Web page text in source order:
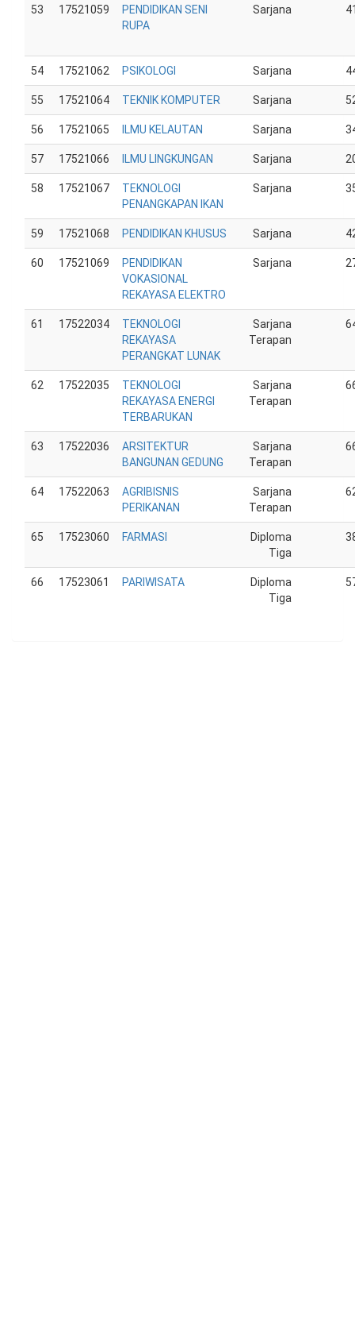
53 17521059
PENDIDIKAN SENI
RUPA
Sarjana
54 17521062 PSIKOLOGI Sarjana
55 17521064 TEKNIK KOMPUTER Sarjana
56 17521065 ILMU KELAUTAN Sarjana
57 17521066 ILMU LINGKUNGAN Sarjana
58 17521067
TEKNOLOGI
PENANGKAPAN IKAN
Sarjana
59 17521068 PENDIDIKAN KHUSUS Sarjana
60 17521069
PENDIDIKAN
VOKASIONAL
REKAYASA ELEKTRO
Sarjana
61 17522034
TEKNOLOGI
REKAYASA
PERANGKAT LUNAK
Sarjana
Terapan
62 17522035
TEKNOLOGI
REKAYASA ENERGI
TERBARUKAN
Sarjana
Terapan
63 17522036
ARSITEKTUR
BANGUNAN GEDUNG
Sarjana
Terapan
64 17522063
AGRIBISNIS
PERIKANAN
Sarjana
Terapan
65 17523060 FARMASI
Diploma
Tiga
66 17523061 PARIWISATA
Diploma
Tiga